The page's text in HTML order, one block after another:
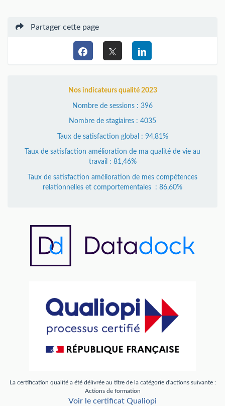
Partager cette page
Nos indicateurs qualité 2023
Nombre de sessions : 396
Nombre de stagiaires : 4035
Taux de satisfaction global : 94,81%
Taux de satisfaction amélioration de ma qualité de vie au
travail : 81,46%
Taux de satisfaction amélioration de mes compétences
relationnelles et comportementales : 86,60%
La certification qualité a été délivrée au titre de la catégorie d'actions suivante :
Actions de formation
Voir le certificat Qualiopi